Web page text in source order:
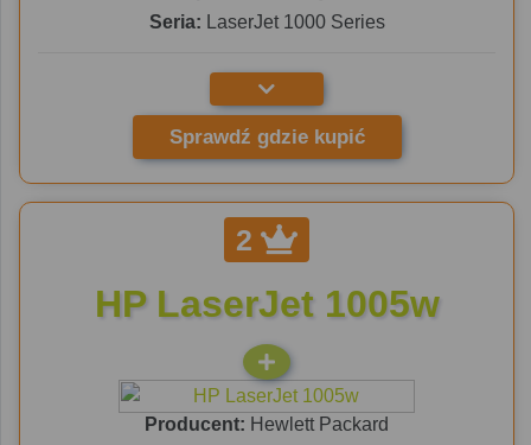
Seria: LaserJet 1000 Series
Sprawdź gdzie kupić
2
HP LaserJet 1005w
Producent: Hewlett Packard